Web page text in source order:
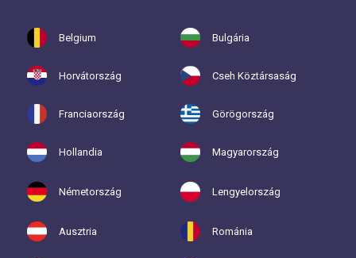
Belgium Bulgária
Horvátország Cseh Köztársaság
Franciaország Görögország
Hollandia Magyarország
Németország Lengyelország
Ausztria Románia